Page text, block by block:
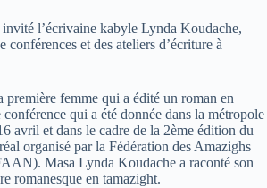
l’écrivaine kabyle Lynda Koudache,
conférences et des ateliers d’écriture à
première femme qui a édité un roman en
qui a été donnée dans la métropole
avril et dans le cadre de la 2ème édition du
organisé par la Fédération des Amazighs
Masa Lynda Koudache a raconté son
romanesque en tamazight.